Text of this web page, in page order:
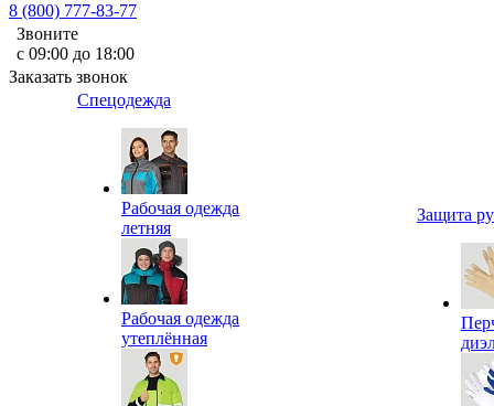
8 (800) 777-83-77
Звоните
с 09:00 до 18:00
Заказать звонок
Спецодежда
Рабочая одежда
летняя
Рабочая одежда
утеплённая
Защита